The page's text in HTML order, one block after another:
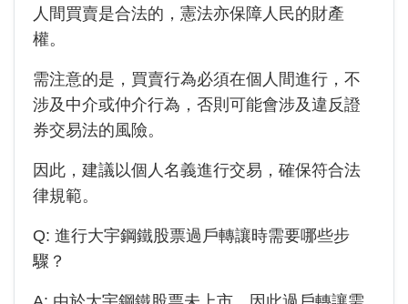
人間買賣是合法的，憲法亦保障人民的財產
權。
需注意的是，買賣行為必須在個人間進行，不
涉及中介或仲介行為，否則可能會涉及違反證
券交易法的風險。
因此，建議以個人名義進行交易，確保符合法
律規範。
Q: 進行大宇鋼鐵股票過戶轉讓時需要哪些步
驟？